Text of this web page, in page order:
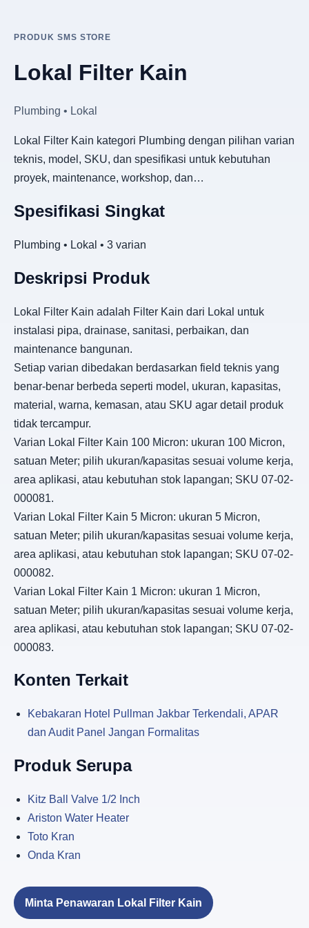
PRODUK SMS STORE
Lokal Filter Kain
Plumbing • Lokal
Lokal Filter Kain kategori Plumbing dengan pilihan varian
teknis, model, SKU, dan spesifikasi untuk kebutuhan
proyek, maintenance, workshop, dan…
Spesifikasi Singkat
Plumbing • Lokal • 3 varian
Deskripsi Produk
Lokal Filter Kain adalah Filter Kain dari Lokal untuk
instalasi pipa, drainase, sanitasi, perbaikan, dan
maintenance bangunan.
Setiap varian dibedakan berdasarkan field teknis yang
benar-benar berbeda seperti model, ukuran, kapasitas,
material, warna, kemasan, atau SKU agar detail produk
tidak tercampur.
Varian Lokal Filter Kain 100 Micron: ukuran 100 Micron,
satuan Meter; pilih ukuran/kapasitas sesuai volume kerja,
area aplikasi, atau kebutuhan stok lapangan; SKU 07-02-
000081.
Varian Lokal Filter Kain 5 Micron: ukuran 5 Micron,
satuan Meter; pilih ukuran/kapasitas sesuai volume kerja,
area aplikasi, atau kebutuhan stok lapangan; SKU 07-02-
000082.
Varian Lokal Filter Kain 1 Micron: ukuran 1 Micron,
satuan Meter; pilih ukuran/kapasitas sesuai volume kerja,
area aplikasi, atau kebutuhan stok lapangan; SKU 07-02-
000083.
Konten Terkait
Kebakaran Hotel Pullman Jakbar Terkendali, APAR
dan Audit Panel Jangan Formalitas
Produk Serupa
Kitz Ball Valve 1/2 Inch
Ariston Water Heater
Toto Kran
Onda Kran
Minta Penawaran Lokal Filter Kain